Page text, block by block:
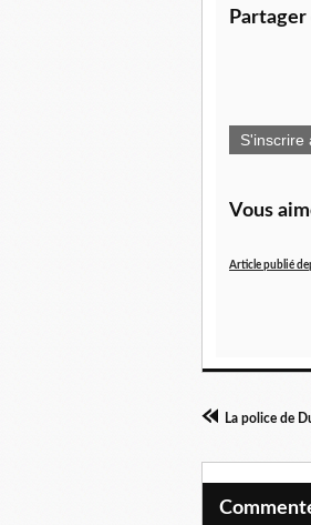
S'inscrire
Vous
Article publié
La police de